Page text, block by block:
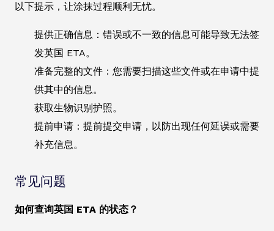
以下提示，让涂抹过程顺利无忧。
提供正确信息：错误或不一致的信息可能导致无法签
发英国 ETA。
准备完整的文件：您需要扫描这些文件或在申请中提
供其中的信息。
获取生物识别护照。
提前申请：提前提交申请，以防出现任何延误或需要
补充信息。
常见问题
如何查询英国 ETA 的状态？